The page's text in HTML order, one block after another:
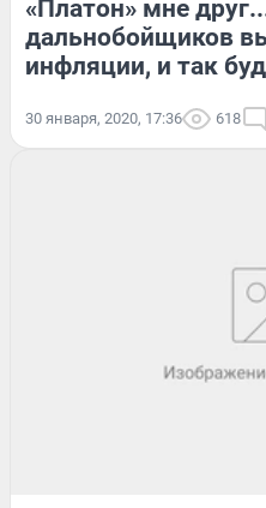
«Платон» мне
дальнобойщиков
инфляции, и так
30 января, 2020, 17:36 618